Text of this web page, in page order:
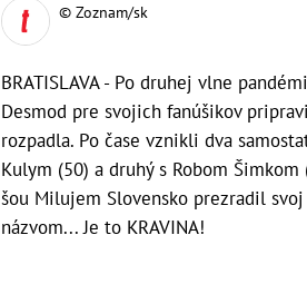
© Zoznam/sk
BRATISLAVA - Po druhej vlne
Desmod pre svojich fanúšikov
rozpadla. Po čase vznikli dva
Kulym (50) a druhý s Robom
šou Milujem Slovensko prezradil
názvom... Je to KRAVINA!